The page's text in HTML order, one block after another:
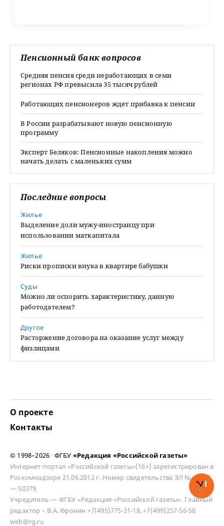
Пенсионный банк вопросов
Средняя пенсия среди неработающих в семи
регионах РФ превысила 35 тысяч рублей
Работающих пенсионеров ждет прибавка к пенсии
В России разрабатывают новую пенсионную
программу
Эксперт Беляков: Пенсионные накопления можно
начать делать с маленьких сумм
Последние вопросы
Жилье
Выделение доли мужу-иностранцу при
использовании маткапитала
Жилье
Риски прописки внука в квартире бабушки
Суды
Можно ли оспорить характеристику, данную
работодателем?
Другое
Расторжение договора на оказание услуг между
физлицами
О проекте
Контакты
© 1998–2026 ФГБУ «Редакция «Российской газеты»
Интернет-портал «Российской газеты»(16+) зарегистрирован в
Роскомнадзоре 21.06.2012 г. Номер свидетельства ЭЛ № ФС 77
— 50379.
Учредитель — ФГБУ «Редакция «Российской газеты». Главный
редактор – В.А. Фронин +7(495)775-31-18, +7(499)257-56-50
web@rg.ru